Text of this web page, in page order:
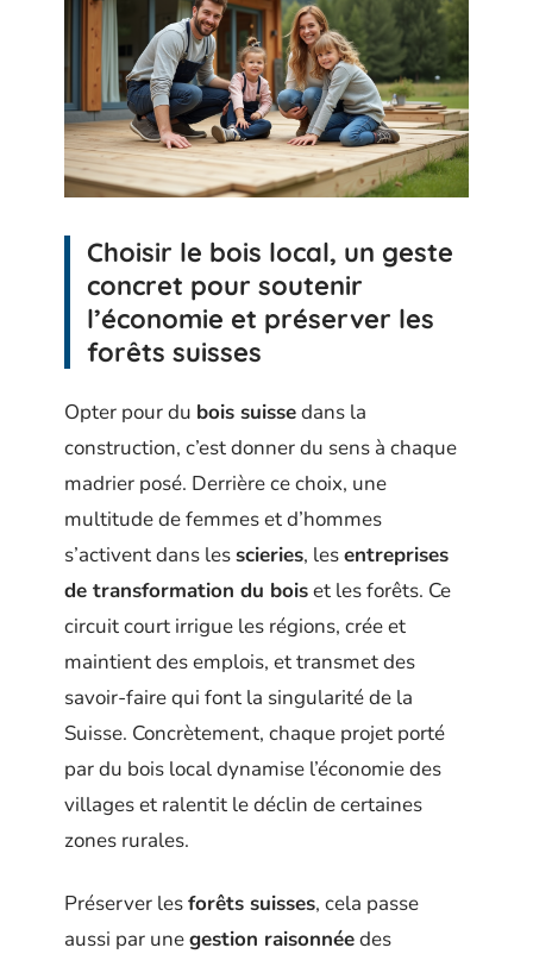
Choisir le bois local, un geste
concret pour soutenir
l’économie et préserver les
forêts suisses
Opter pour du bois suissedans la
construction, c’est donner du sens à chaque
madrier posé. Derrière ce choix, une
multitude de femmes et d’hommes
s’activent dans lesscieries, lesentreprises
de transformation du boiset les forêts. Ce
circuit court irrigue les régions, crée et
maintient des emplois, et transmet des
savoir-faire qui font la singularité de la
Suisse. Concrètement, chaque projet porté
par du bois local dynamise l’économie des
villages et ralentit le déclin de certaines
zones rurales.
Préserver lesforêts suisses, cela passe
aussi par unegestion raisonnéedes